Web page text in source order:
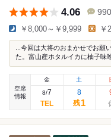
4.06 990
￥8,000～￥9,999 ￥
...今回は大将のおまかせでお願
た。富山産ホタルイカに柚子味
空席
情報
金
8/7
土
8
残1